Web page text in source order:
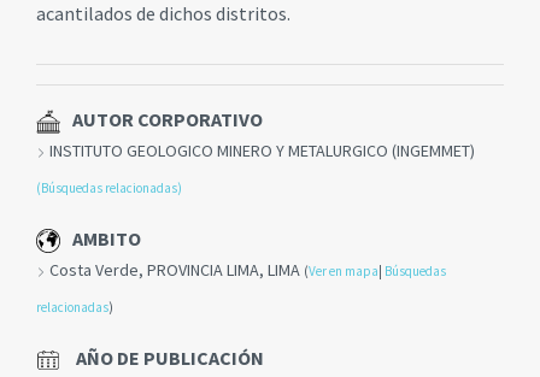
acantilados de dichos distritos.
AUTOR CORPORATIVO
INSTITUTO GEOLOGICO MINERO Y METALURGICO (INGEMMET)
(Búsquedas relacionadas)
AMBITO
Costa Verde, PROVINCIA LIMA, LIMA (Ver en mapa Búsquedas
relacionadas)
AÑO DE PUBLICACIÓN